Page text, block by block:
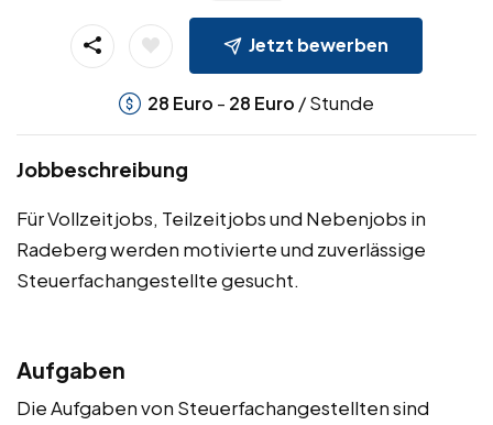
Jetzt bewerben
28 Euro - 28 Euro / Stunde
Jobbeschreibung
Für Vollzeitjobs, Teilzeitjobs und Nebenjobs in
Radeberg werden motivierte und zuverlässige
Steuerfachangestellte gesucht.
Aufgaben
Die Aufgaben von Steuerfachangestellten sind